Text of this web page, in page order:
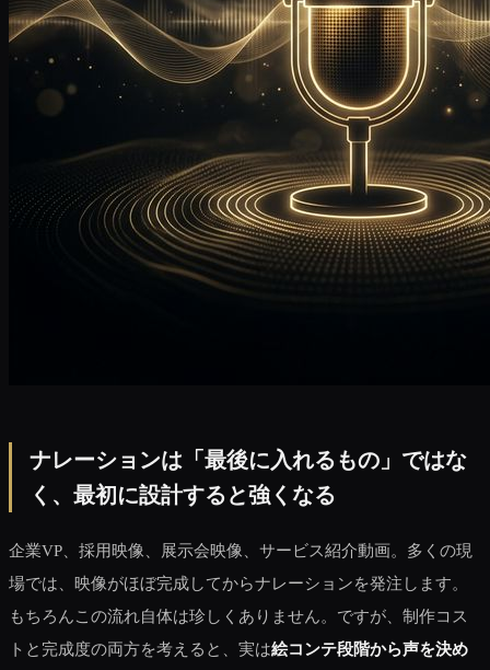
ナレーションは「最後に入れるもの」ではな
く、最初に設計すると強くなる
企業VP、採用映像、展示会映像、サービス紹介動画。多くの現
場では、映像がほぼ完成してからナレーションを発注します。
もちろんこの流れ自体は珍しくありません。ですが、制作コス
トと完成度の両方を考えると、実は絵コンテ段階から声を決め